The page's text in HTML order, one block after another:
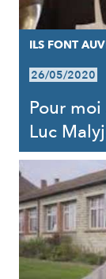
ILS FONT
26/05/2020
Pour
Luc